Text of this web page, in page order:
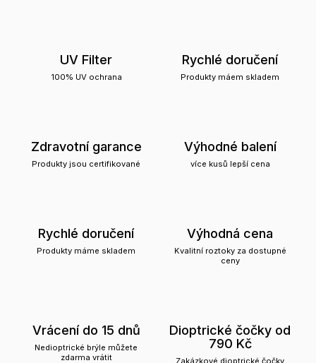
UV Filter
100% UV ochrana
Rychlé doručení
Produkty máem skladem
Zdravotní garance
Produkty jsou certifikované
Výhodné balení
více kusů lepší cena
Rychlé doručení
Produkty máme skladem
Výhodná cena
Kvalitní roztoky za dostupné
ceny
Vrácení do 15 dnů
Nedioptrické brýle můžete
zdarma vrátit
Dioptrické čočky od
790 Kč
Zakázkové dioptrické čočky